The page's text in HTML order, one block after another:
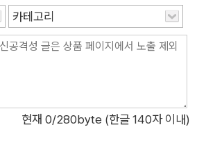
생도 바뀌기 시작한다. 고등학생 때는
법으로 시험공부를 따로 하지 않고도 일
에 입학했다. 대학생 때는 세계 최초의 P
존 재팬
했고, 출간 즉시 빠른 속도로 10만 부를
카테고리
현재 0/280byte (한글 140자 이내)